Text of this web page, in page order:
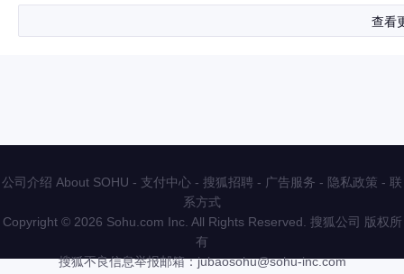
查看
公司介绍 About SOHU - 支付中心 - 搜狐招聘 - 广告服务 - 隐私政策 - 联
系方式
Copyright © 2026 Sohu.com Inc. All Rights Reserved. 搜狐公司 版权所
有
搜狐不良信息举报邮箱：jubaosohu@sohu-inc.com